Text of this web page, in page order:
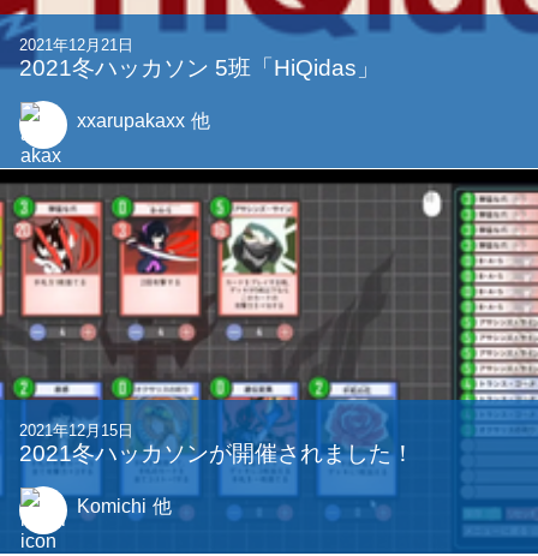
2021年12月21日
2021冬ハッカソン 5班「HiQidas」
xxarupakaxx 他
2021年12月15日
2021冬ハッカソンが開催されました！
Komichi 他